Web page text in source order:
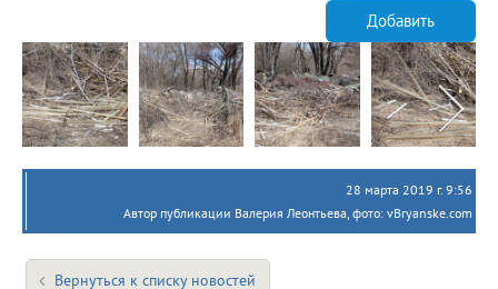
Добавить
28 марта 2019 г. 9:56
Автор публикации Валерия Леонтьева, фото: vBryanske.com
Вернуться к списку новостей